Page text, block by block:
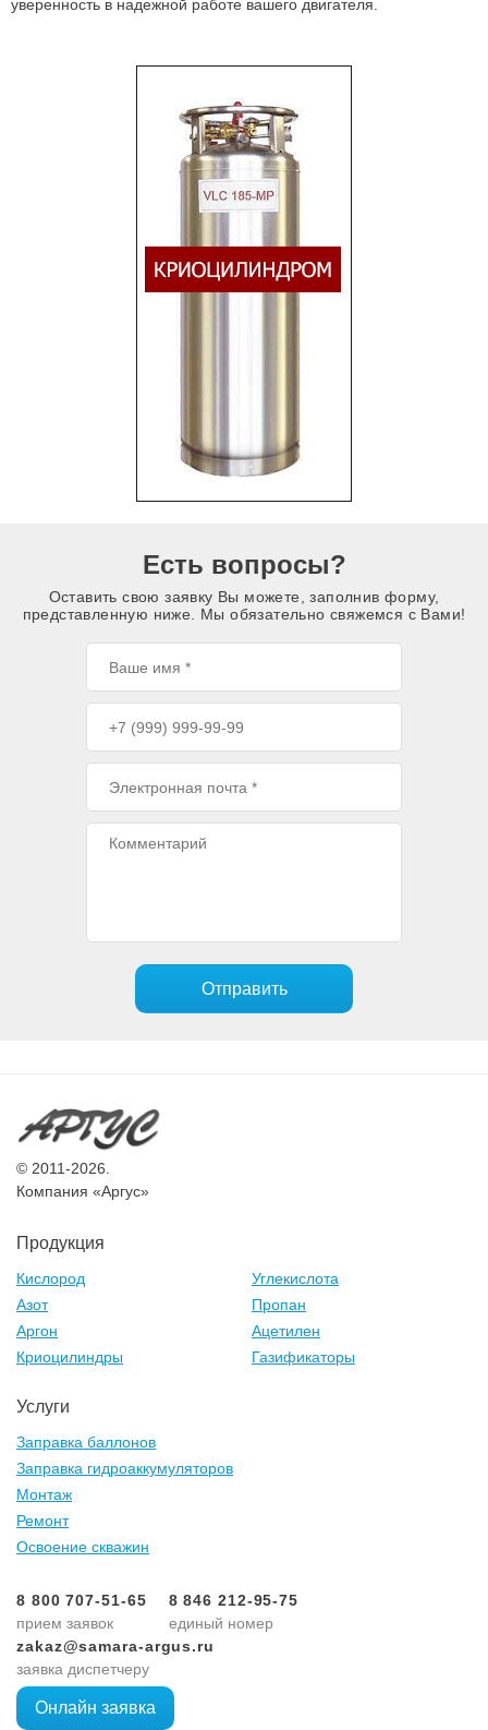
уверенность в надежной работе вашего двигателя.
Есть вопросы?
Оставить свою заявку Вы можете, заполнив форму,
представленную ниже. Мы обязательно свяжемся с Вами!
Отправить
© 2011-2026.
Компания «Аргус»
Продукция
Кислород
Азот
Аргон
Углекислота
Пропан
Ацетилен
Криоцилиндры
Газификаторы
Услуги
Заправка баллонов
Заправка гидроаккумуляторов
Монтаж
Ремонт
Освоение скважин
8 800 707-51-65
прием заявок
8 846 212-95-75
единый номер
zakaz@samara-argus.ru
заявка диспетчеру
Онлайн заявка